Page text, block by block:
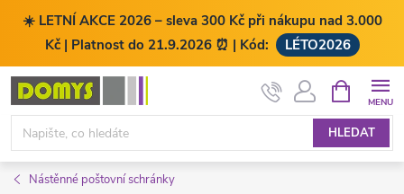
☀️ LETNÍ AKCE 2026 – sleva 300 Kč při nákupu nad 3.000
Kč | Platnost do 21.9.2026 ⏰ | Kód:
LÉTO2026
Přejít
obsah
HLEDAT
NÁKUPNÍ
KOŠÍK
Nástěnné poštovní schránky